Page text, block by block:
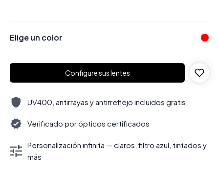
Elige un color
Configure sus lentes
UV400, antirrayas y antirreflejo incluidos gratis
Verificado por ópticos certificados
Personalización infinita — claros, filtro azul, tintados y
más